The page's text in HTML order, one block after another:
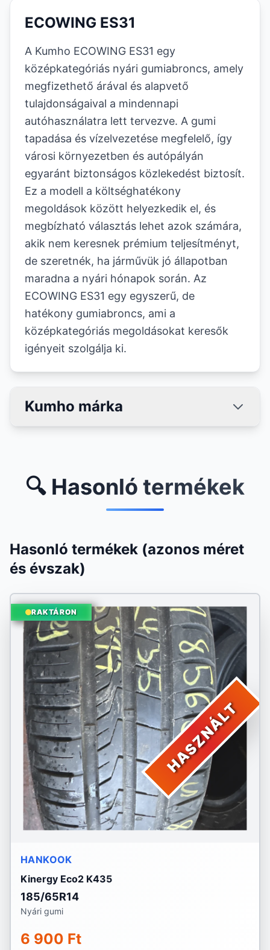
ECOWING ES31
A Kumho ECOWING ES31 egy
középkategóriás nyári gumiabroncs, amely
megfizethető árával és alapvető
tulajdonságaival a mindennapi
autóhasználatra lett tervezve. A gumi
tapadása és vízelvezetése megfelelő, így
városi környezetben és autópályán
egyaránt biztonságos közlekedést biztosít.
Ez a modell a költséghatékony
megoldások között helyezkedik el, és
megbízható választás lehet azok számára,
akik nem keresnek prémium teljesítményt,
de szeretnék, ha járművük jó állapotban
maradna a nyári hónapok során. Az
ECOWING ES31 egy egyszerű, de
hatékony gumiabroncs, ami a
középkategóriás megoldásokat keresők
igényeit szolgálja ki.
Kumho márka
🔍 Hasonló termékek
Hasonló termékek (azonos méret
és évszak)
HASZNÁLT
RAKTÁRON
HANKOOK
Kinergy Eco2 K435
185/65R14
Nyári gumi
6 900 Ft